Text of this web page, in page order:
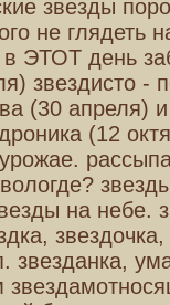
звезды
не глядеть
ЭТОТ день
звездисто -
(30 апреля)
(12
на небе.
звезданка,